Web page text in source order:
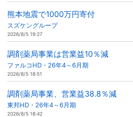
熊本地震で1000万円寄付
スズケングループ
2026/8/5 19:27
調剤薬局事業は営業益10％減
ファルコHD・26年4～6月期
2026/8/5 18:51
調剤薬局事業、営業益38.8％減
東邦HD・26年4～6月期
2026/8/5 18:42